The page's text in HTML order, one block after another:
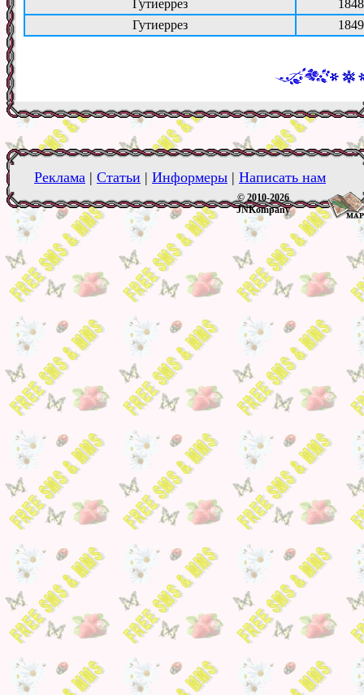
Гутиеррез
Гутиеррез
Реклама | Статьи | Информеры | Написать нам
© 2010-2026
JNKompany